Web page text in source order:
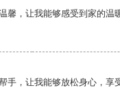
馨，让我能够感受到家的温
手，让我能够放松身心，享